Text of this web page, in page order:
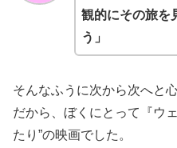
観的にその旅を
う」
そんなふうに次から次へと
だから、ぼくにとって『ウ
たり”の映画でした。